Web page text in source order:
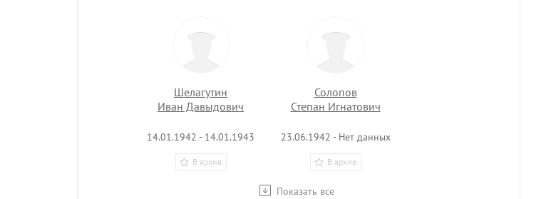
Показать все
Шелагутин
Иван Давыдович
14.01.1942 - 14.01.1943
В архив
Солопов
Степан Игнатович
23.06.1942 - Нет данных
В архив